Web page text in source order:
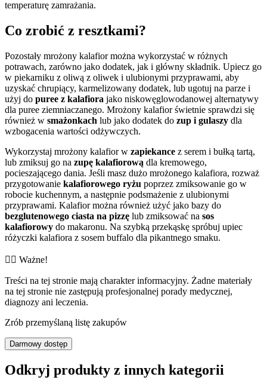
temperaturę zamrażania.
Co zrobić z resztkami?
Pozostały mrożony kalafior można wykorzystać w różnych
potrawach, zarówno jako dodatek, jak i główny składnik. Upiecz go
w piekarniku z oliwą z oliwek i ulubionymi przyprawami, aby
uzyskać chrupiący, karmelizowany dodatek, lub ugotuj na parze i
użyj do puree z kalafiora jako niskowęglowodanowej alternatywy
dla puree ziemniaczanego. Mrożony kalafior świetnie sprawdzi się
również w smażonkach lub jako dodatek do zup i gulaszy dla
wzbogacenia wartości odżywczych.
Wykorzystaj mrożony kalafior w zapiekance z serem i bułką tartą,
lub zmiksuj go na zupę kalafiorową dla kremowego,
pocieszającego dania. Jeśli masz dużo mrożonego kalafiora, rozważ
przygotowanie kalafiorowego ryżu poprzez zmiksowanie go w
robocie kuchennym, a następnie podsmażenie z ulubionymi
przyprawami. Kalafior można również użyć jako bazy do
bezglutenowego ciasta na pizzę lub zmiksować na sos
kalafiorowy do makaronu. Na szybką przekąskę spróbuj upiec
różyczki kalafiora z sosem buffalo dla pikantnego smaku.
👨‍⚕️️ Ważne!
Treści na tej stronie mają charakter informacyjny. Żadne materiały
na tej stronie nie zastępują profesjonalnej porady medycznej,
diagnozy ani leczenia.
Zrób przemyślaną listę zakupów
Darmowy dostęp
Odkryj produkty z innych kategorii